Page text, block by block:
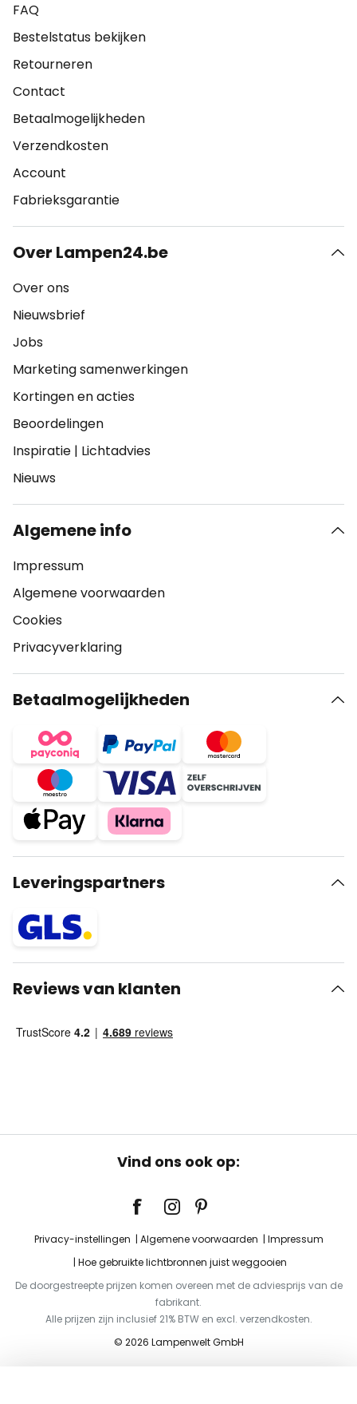
FAQ
Bestelstatus bekijken
Retourneren
Contact
Betaalmogelijkheden
Verzendkosten
Account
Fabrieksgarantie
Over Lampen24.be
Over ons
Nieuwsbrief
Jobs
Marketing samenwerkingen
Kortingen en acties
Beoordelingen
Inspiratie | Lichtadvies
Nieuws
Algemene info
Impressum
Algemene voorwaarden
Cookies
Privacyverklaring
Betaalmogelijkheden
Leveringspartners
Reviews van klanten
Vind ons ook op:
Privacy-instellingen Algemene voorwaarden
Impressum
Hoe gebruikte lichtbronnen juist weggooien
De doorgestreepte prijzen komen overeen met de adviesprijs van de
fabrikant.
Alle prijzen zijn inclusief 21% BTW en excl. verzendkosten.
© 2026 Lampenwelt GmbH